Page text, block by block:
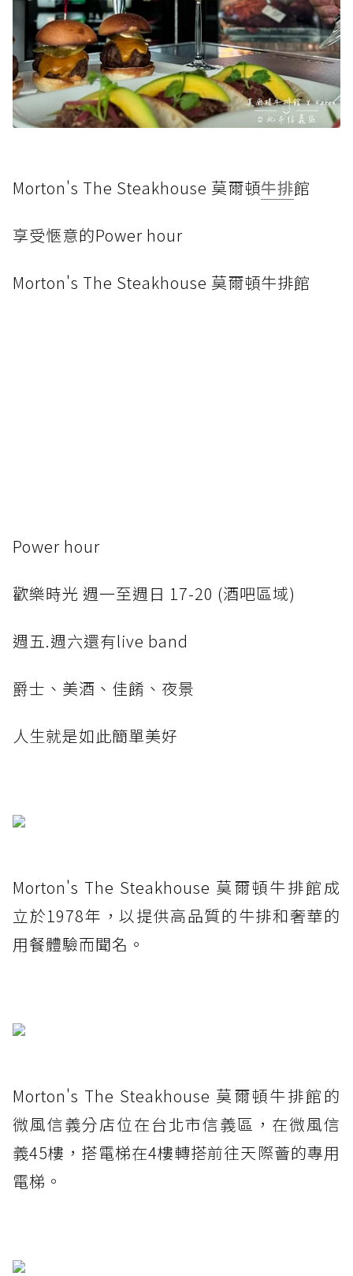
Morton's The Steakhouse 莫爾頓牛排館
享受愜意的Power hour
Morton's The Steakhouse 莫爾頓牛排館
Power hour
歡樂時光 週一至週日 17-20 (酒吧區域)
週五.週六還有live band
爵士、美酒、佳餚、夜景
人生就是如此簡單美好
Morton's The Steakhouse 莫爾頓牛排館成
立於1978年，以提供高品質的牛排和奢華的
用餐體驗而聞名。
Morton's The Steakhouse 莫爾頓牛排館的
微風信義分店位在台北市信義區，在微風信
義45樓，搭電梯在4樓轉搭前往天際薈的專用
電梯。